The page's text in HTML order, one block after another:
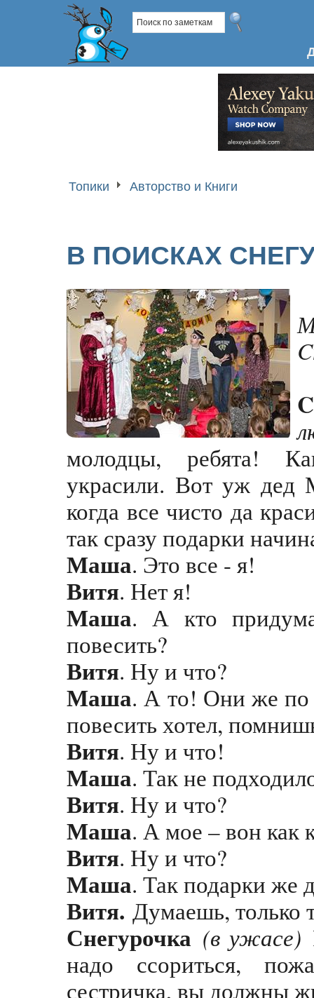
Топики Авторство и Книги
В ПОИСКАХ
молодцы, ребята!
украсили. Вот уж дед
когда все чисто да
так сразу подарки
Маша. Это все - я!
Витя. Нет я!
Маша. А кто
повесить?
Витя. Ну и что?
Маша. А то! Они же по
повесить хотел,
Витя. Ну и что!
Маша. Так не
Витя. Ну и что?
Маша. А мое – вон как
Витя. Ну и что?
Маша. Так подарки же
Витя. Думаешь, только
Снегурочка (в ужасе)
надо ссориться,
сестричка, вы должны